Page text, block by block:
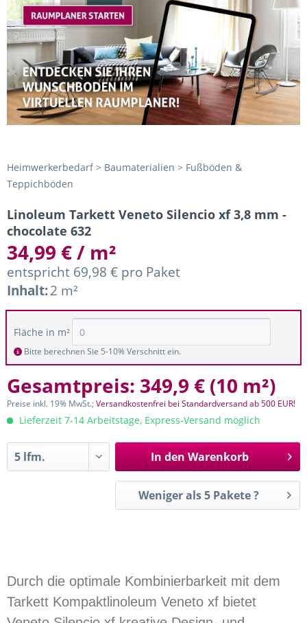
Heimwerkerbedarf > Baumaterialien > Fußböden &
Teppichböden
Linoleum Tarkett Veneto Silencio xf 3,8 mm -
chocolate 632
34,99 € / m²
entspricht 69,98 € pro Paket
Inhalt:2 m²
Fläche in m²
Bitte berechnen Sie 5-10% Verschnitt ein.
Gesamtpreis: 349,9 € (10 m²)
Preise inkl. 19% MwSt.;Versandkostenfrei bei Standardversand ab 500 EUR!
Lieferzeit 7-14 Arbeitstage, Express-Versand möglich
In den Warenkorb
Weniger als 5 Pakete ?
Durch die optimale Kombinierbarkeit mit dem
Tarkett Kompaktlinoleum Veneto xf bietet